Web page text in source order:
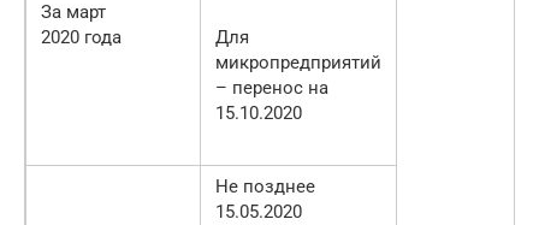
За март
2020 года
Для
микропредприятий
– перенос на
15.10.2020
Не позднее
15.05.2020